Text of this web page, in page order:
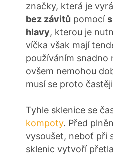
značky, která je
bez závitů pomocí
hlavy, kterou je
víčka však mají
používáním snadno
ovšem nemohou
musí se proto
Tyhle sklenice se
kompoty. Před
vysoušet, neboť při
sklenic vytvoří